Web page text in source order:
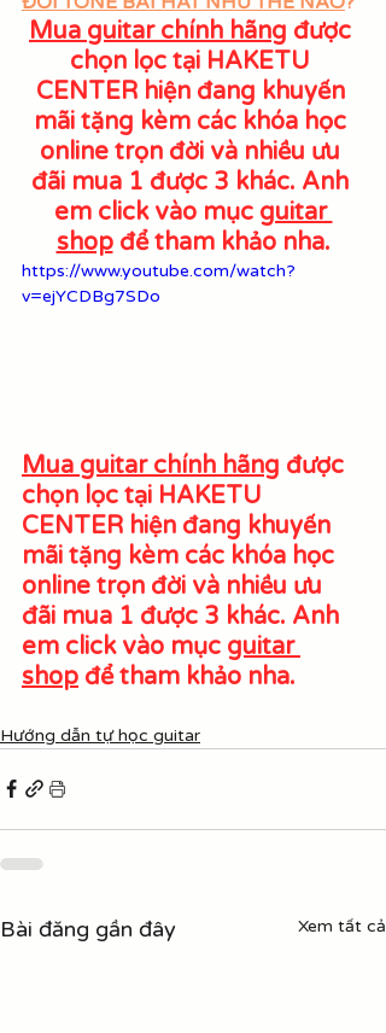
Mua guitar chính hãng được
chọn lọc tại HAKETU
CENTER hiện đang khuyến
mãi tặng kèm các khóa học
online trọn đời và nhiều ưu
đãi mua 1 được 3 khác. Anh
em click vào mục guitar
shop để tham khảo nha.
https://www.youtube.com/watch?
v=ejYCDBg7SDo
Mua guitar chính hãng được
chọn lọc tại HAKETU
CENTER hiện đang khuyến
mãi tặng kèm các khóa học
online trọn đời và nhiều ưu
đãi mua 1 được 3 khác. Anh
em click vào mục guitar
shop để tham khảo nha.
Hướng dẫn tự học guitar
Bài đăng gần đây Xem tất cả